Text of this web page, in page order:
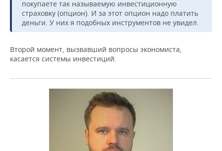
покупаете так называемую инвестиционную
страховку (опцион). И за этот опцион надо платить
деньги. У них я подобных инструментов не увидел.
Второй момент, вызвавший вопросы экономиста,
касается системы инвестиций.